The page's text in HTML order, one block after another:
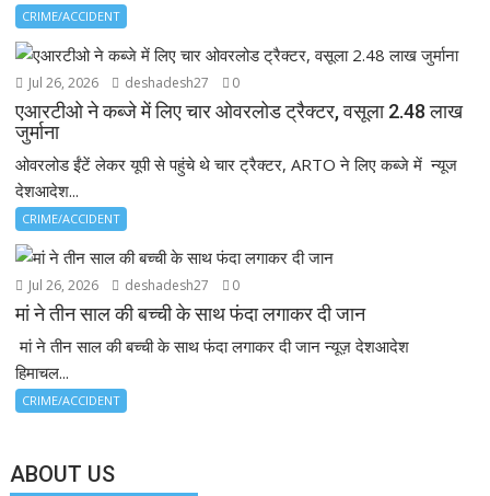
CRIME/ACCIDENT
Jul 26, 2026 deshadesh27 0
एआरटीओ ने कब्जे में लिए चार ओवरलोड ट्रैक्टर, वसूला 2.48 लाख
जुर्माना
ओवरलोड ईंटें लेकर यूपी से पहुंचे थे चार ट्रैक्टर, ARTO ने लिए कब्जे में न्यूज
देशआदेश...
CRIME/ACCIDENT
Jul 26, 2026 deshadesh27 0
मां ने तीन साल की बच्ची के साथ फंदा लगाकर दी जान
मां ने तीन साल की बच्ची के साथ फंदा लगाकर दी जान न्यूज़ देशआदेश
हिमाचल...
CRIME/ACCIDENT
ABOUT US